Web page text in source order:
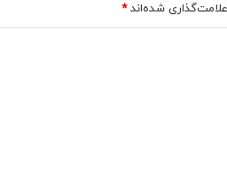
شده‌اند*